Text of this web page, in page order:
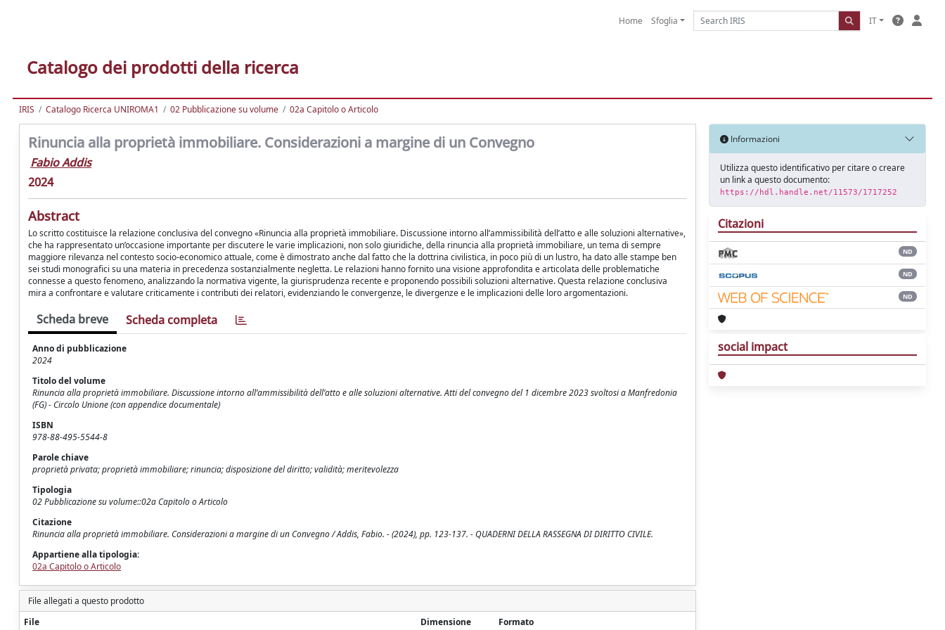
Home Sfoglia IT
Catalogo dei prodotti della ricerca
IRIS Catalogo Ricerca UNIROMA1 02 Pubblicazione su volume 02a Capitolo o Articolo
Rinuncia alla proprietà immobiliare. Considerazioni a margine di un Convegno
Fabio Addis
2024
Abstract
Lo scritto costituisce la relazione conclusiva del convegno «Rinuncia alla proprietà immobiliare. Discussione intorno all’ammissibilità dell’atto e alle soluzioni alternative»,
che ha rappresentato un’occasione importante per discutere le varie implicazioni, non solo giuridiche, della rinuncia alla proprietà immobiliare, un tema di sempre
maggiore rilevanza nel contesto socio-economico attuale, come è dimostrato anche dal fatto che la dottrina civilistica, in poco più di un lustro, ha dato alle stampe ben
sei studi monografici su una materia in precedenza sostanzialmente negletta. Le relazioni hanno fornito una visione approfondita e articolata delle problematiche
connesse a questo fenomeno, analizzando la normativa vigente, la giurisprudenza recente e proponendo possibili soluzioni alternative. Questa relazione conclusiva
mira a confrontare e valutare criticamente i contributi dei relatori, evidenziando le convergenze, le divergenze e le implicazioni delle loro argomentazioni.
Scheda breve Scheda completa
Anno di pubblicazione
2024
Titolo del volume
Rinuncia alla proprietà immobiliare. Discussione intorno all’ammissibilità dell’atto e alle soluzioni alternative. Atti del convegno del 1 dicembre 2023 svoltosi a Manfredonia
(FG) - Circolo Unione (con appendice documentale)
ISBN
978-88-495-5544-8
Parole chiave
proprietà privata; proprietà immobiliare; rinuncia; disposizione del diritto; validità; meritevolezza
Tipologia
02 Pubblicazione su volume::02a Capitolo o Articolo
Citazione
Rinuncia alla proprietà immobiliare. Considerazioni a margine di un Convegno / Addis, Fabio. - (2024), pp. 123-137. - QUADERNI DELLA RASSEGNA DI DIRITTO CIVILE.
Appartiene alla tipologia:
02a Capitolo o Articolo
File allegati a questo prodotto
File
Dimensione Formato
Informazioni
Utilizza questo identificativo per citare o creare
un link a questo documento:
https://hdl.handle.net/11573/1717252
Citazioni
ND
ND
ND
social impact